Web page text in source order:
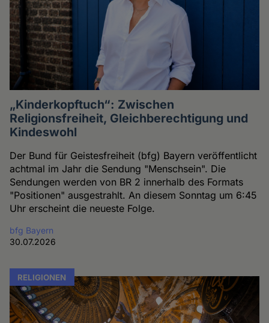
„Kinderkopftuch“: Zwischen
Religionsfreiheit, Gleichberechtigung und
Kindeswohl
Der Bund für Geistesfreiheit (bfg) Bayern veröffentlicht
achtmal im Jahr die Sendung "Menschsein". Die
Sendungen werden von BR 2 innerhalb des Formats
"Positionen" ausgestrahlt. An diesem Sonntag um 6:45
Uhr erscheint die neueste Folge.
bfg Bayern
30.07.2026
RELIGIONEN